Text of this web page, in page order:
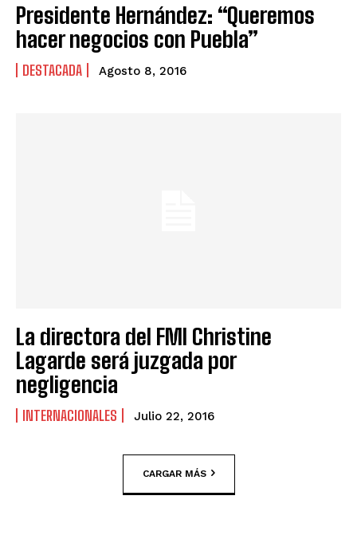
Presidente Hernández: “Queremos
hacer negocios con Puebla”
DESTACADA Agosto 8, 2016
La directora del FMI Christine
Lagarde será juzgada por
negligencia
INTERNACIONALES Julio 22, 2016
CARGAR MÁS